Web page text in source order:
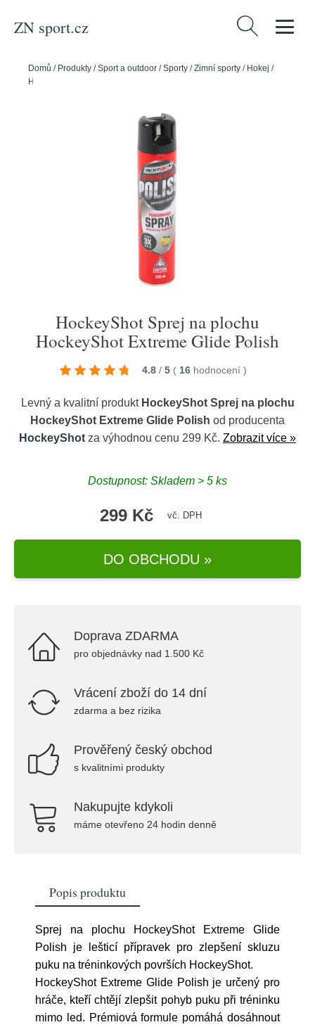
ZN sport.cz Vyhledávání
Domů / Produkty /Sport a outdoor /Sporty /Zimní sporty / Hokej /
HockeyShot Sprej na plochu HockeyShot Extreme Glide Polish
HockeyShot Sprej na plochu
HockeyShot Extreme Glide Polish
4.8 / 5 ( 16 hodnocení )
Levný a kvalitní produkt HockeyShot Sprej na plochu
HockeyShot Extreme Glide Polish od producenta
HockeyShot za výhodnou cenu 299 Kč. Zobrazit více »
Dostupnost: Skladem > 5 ks
299 Kč vč. DPH
DO OBCHODU »
Doprava ZDARMA
pro objednávky nad 1.500 Kč
Vrácení zboží do 14 dní
zdarma a bez rizika
Prověřený český obchod
s kvalitními produkty
Nakupujte kdykoli
máme otevřeno 24 hodin denně
Popis produktu
Sprej na plochu HockeyShot Extreme Glide
Polish je lešticí přípravek pro zlepšení skluzu
puku na tréninkových površích HockeyShot.
HockeyShot Extreme Glide Polish je určený pro
hráče, kteří chtějí zlepšit pohyb puku při tréninku
mimo led. Prémiová formule pomáhá dosáhnout